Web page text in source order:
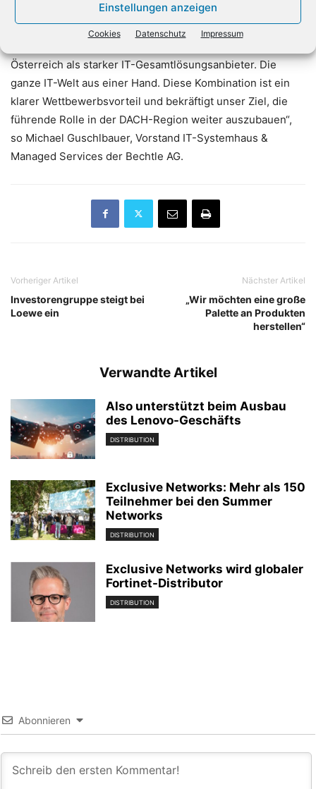
Einstellungen anzeigen
Cookies Datenschutz Impressum
Österreich als starker IT-Gesamtlösungsanbieter. Die
ganze IT-Welt aus einer Hand. Diese Kombination ist ein
klarer Wettbewerbsvorteil und bekräftigt unser Ziel, die
führende Rolle in der DACH-Region weiter auszubauen“,
so Michael Guschlbauer, Vorstand IT-Systemhaus &
Managed Services der Bechtle AG.
Vorheriger Artikel
Investorengruppe steigt bei
Loewe ein
Nächster Artikel
„Wir möchten eine große
Palette an Produkten
herstellen“
Verwandte Artikel
Also unterstützt beim Ausbau
des Lenovo-Geschäfts
DISTRIBUTION
Exclusive Networks: Mehr als 150
Teilnehmer bei den Summer
Networks
DISTRIBUTION
Exclusive Networks wird globaler
Fortinet-Distributor
DISTRIBUTION
Abonnieren